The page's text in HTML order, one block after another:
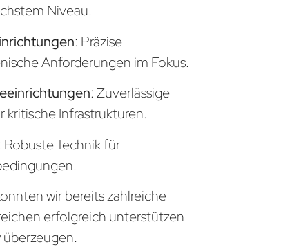
Niveau.
: Präzise
Anforderungen im Fokus.
: Zuverlässige
kritische Infrastrukturen.
Robuste Technik für
wir bereits zahlreiche
erfolgreich unterstützen